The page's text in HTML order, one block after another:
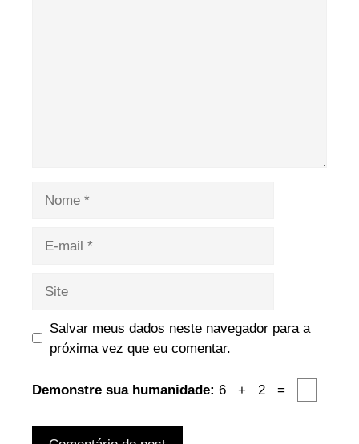
Salvar meus dados neste navegador para a
próxima vez que eu comentar.
Demonstre sua humanidade: 6 + 2 =